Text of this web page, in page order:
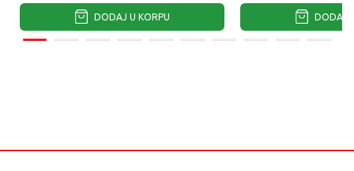
DODAJ U KORPU DODAJ